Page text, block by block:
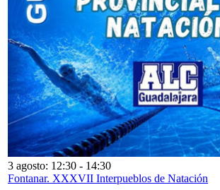
3 agosto: 12:30 - 14:30
Fontanar. XXXVII Interpueblos de Natación